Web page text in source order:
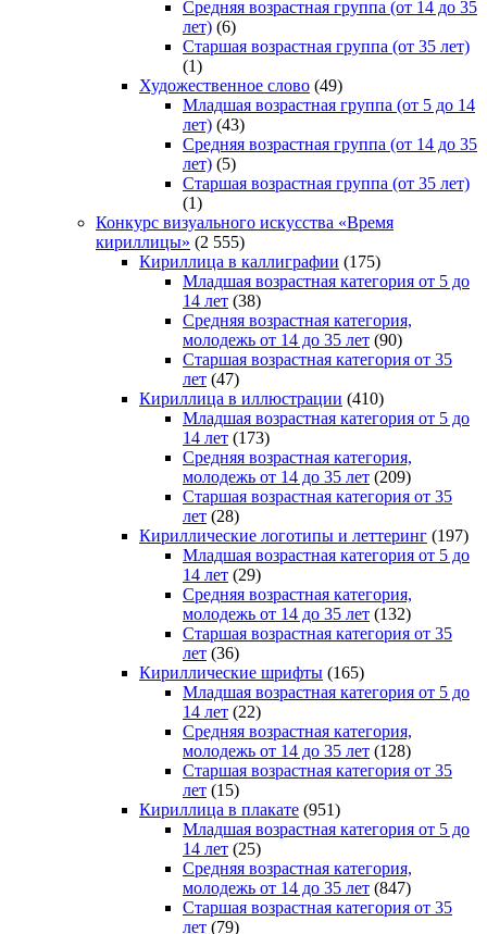
Средняя возрастная группа (от 14 до 35
лет) (6)
Старшая возрастная группа (от 35 лет)
(1)
Художественное слово (49)
Младшая возрастная группа (от 5 до 14
лет) (43)
Средняя возрастная группа (от 14 до 35
лет) (5)
Старшая возрастная группа (от 35 лет)
(1)
Конкурс визуального искусства «Время
кириллицы» (2 555)
Кириллица в каллиграфии (175)
Младшая возрастная категория от 5 до
14 лет (38)
Средняя возрастная категория,
молодежь от 14 до 35 лет (90)
Старшая возрастная категория от 35
лет (47)
Кириллица в иллюстрации (410)
Младшая возрастная категория от 5 до
14 лет (173)
Средняя возрастная категория,
молодежь от 14 до 35 лет (209)
Старшая возрастная категория от 35
лет (28)
Кириллические логотипы и леттеринг (197)
Младшая возрастная категория от 5 до
14 лет (29)
Средняя возрастная категория,
молодежь от 14 до 35 лет (132)
Старшая возрастная категория от 35
лет (36)
Кириллические шрифты (165)
Младшая возрастная категория от 5 до
14 лет (22)
Средняя возрастная категория,
молодежь от 14 до 35 лет (128)
Старшая возрастная категория от 35
лет (15)
Кириллица в плакате (951)
Младшая возрастная категория от 5 до
14 лет (25)
Средняя возрастная категория,
молодежь от 14 до 35 лет (847)
Старшая возрастная категория от 35
лет (79)